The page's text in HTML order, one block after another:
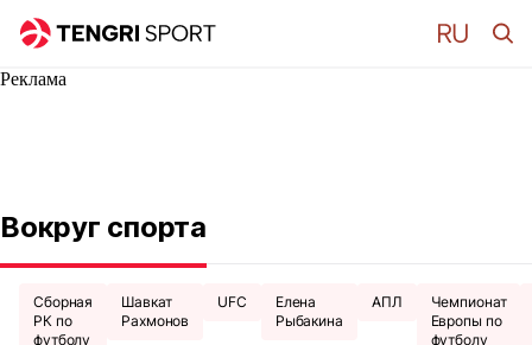
Реклама
Вокруг спорта
Сборная
РК по
футболу
Шавкат
Рахмонов
UFC
Елена
Рыбакина
АПЛ
Чемпионат
Европы по
футболу